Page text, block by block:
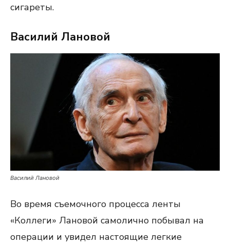
сигареты.
Василий Лановой
Василий Лановой
Во время съемочного процесса ленты
«Коллеги» Лановой самолично побывал на
операции и увидел настоящие легкие